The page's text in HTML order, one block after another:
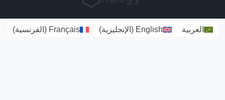
العربية English
( الإنجليزية)
Français
( الفرنسية)